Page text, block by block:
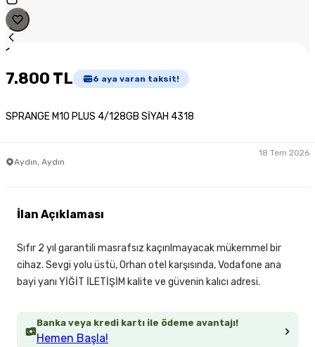
1
7.800 TL 6 aya varan taksit!
SPRANGE M10 PLUS 4/128GB SİYAH 4318
Aydın, Aydın
18 Tem 2026
Banka veya kredi kartı ile ödeme avantajı!
Hemen Başla!
İlan Açıklaması
Sıfır 2 yıl garantili masrafsız kaçırılmayacak mükemmel bir
cihaz. Sevgi yolu üstü, Orhan otel karşısında, Vodafone ana
bayi yanı YİĞİT İLETİŞİM kalite ve güvenin kalıcı adresi.